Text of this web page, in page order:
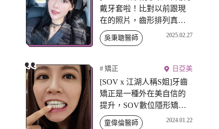
戴牙套啦！比對以前跟現
在的照片，齒形排列真的
差好多，這漫長的過程非
常值得，好喜歡現在的笑
吳秉聰醫師 2025.02.27
矯正 日亞美
[SOV x 江湖人稱S姐]牙齒
矯正是一種外在美自信的
提升，SOV數位隱形矯正
透過數據分析牙齒狀態後
童偉倫醫師 2024.01.22